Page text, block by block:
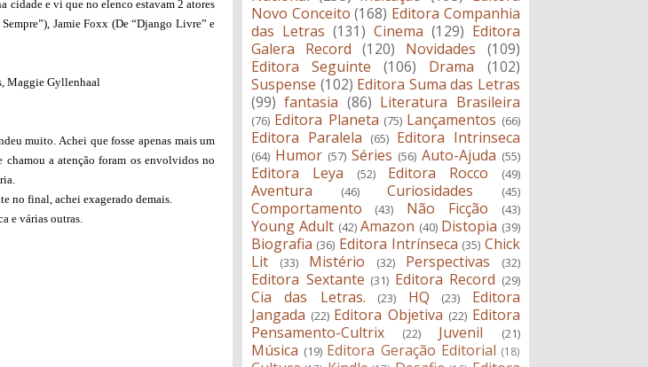
cidade e vi que no elenco estavam 2 atores
Jamie Foxx (De “Django Livre” e
Maggie Gyllenhaal
muito. Achei que fosse apenas mais um
a atenção foram os envolvidos no
no final, achei exagerado demais.
e várias outras.
Novo Conceito (168) Editora Companhia
das Letras (131) Cinema (129) Editora
Galera Record
(120) Novidades
(109)
Editora Seguinte
(106) Drama
(102)
Suspense (102) Editora Suma das Letras
(99) fantasia (86) Literatura Brasileira
(76) Editora Planeta (75) Lançamentos (66)
Editora Paralela (65) Editora Intrinseca
(64) Humor (57) Séries (56) Auto-Ajuda (55)
Editora Leya (52) Editora Rocco (49)
Aventura (46) Curiosidades (45)
Comportamento (43) Não Ficção (43)
Young Adult (42) Amazon (40) Distopia (39)
Biografia (36) Editora Intrínseca (35) Chick
Lit
(33) Mistério (32) Perspectivas (32)
Editora Sextante (31) Editora Record (29)
Cia das Letras. (23) HQ (23)
Editora
Jangada (22) Editora Objetiva (22) Editora
Pensamento-Cultrix
(22) Juvenil (21)
Música (19) Editora Geração Editorial (18)